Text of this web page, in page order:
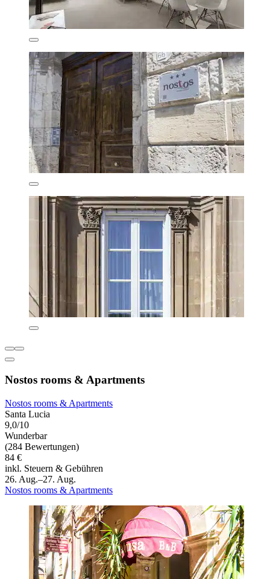
Nostos rooms & Apartments
Nostos rooms & Apartments
Santa Lucia
9,0/10
Wunderbar
(284 Bewertungen)
84 €
inkl. Steuern & Gebühren
26. Aug.–27. Aug.
Nostos rooms & Apartments